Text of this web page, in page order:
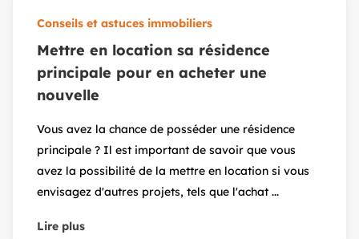
Conseils et astuces immobiliers
Mettre en location sa résidence
principale pour en acheter une
nouvelle
Vous avez la chance de posséder une résidence
principale ? Il est important de savoir que vous
avez la possibilité de la mettre en location si vous
envisagez d'autres projets, tels que l'achat ...
Lire plus